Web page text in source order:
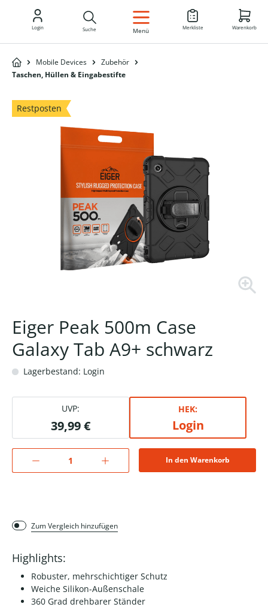
DE
Login Suche Menü Merkliste Warenkorb
Mobile Devices
Zubehör
Taschen, Hüllen & Eingabestifte
Restposten
Eiger Peak 500m Case
Galaxy Tab A9+ schwarz
Lagerbestand: Login
UVP:
39,99 €
HEK:
Login
In den Warenkorb
Zum Vergleich hinzufügen
Highlights:
Robuster, mehrschichtiger Schutz
Weiche Silikon-Außenschale
360 Grad drehbarer Ständer